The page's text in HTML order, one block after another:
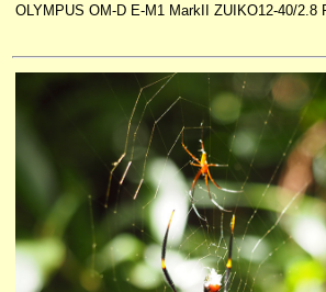
OLYMPUS OM-D E-M1 MarkII ZUIKO12-40/2.8